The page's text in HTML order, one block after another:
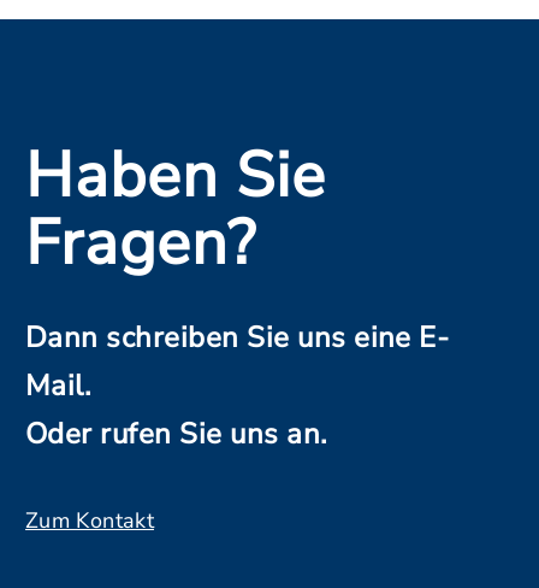
Haben Sie
Fragen?
Dann schreiben Sie uns eine E-
Mail.
Oder rufen Sie uns an.
Zum Kontakt